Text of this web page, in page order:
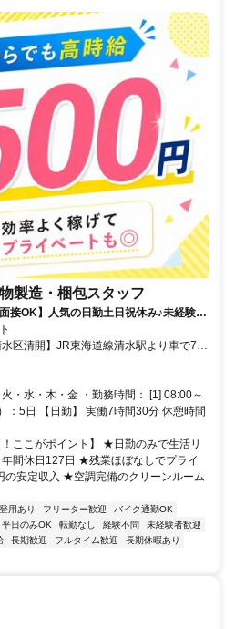
製造・梱包スタッフ
接OK】人気の日勤土日祝休み♪未経験か
ほぼ残業なしでプライベートも大切にで
区清開】JR東海道線清水駅より車で7
約4分
・水・木・金 ・勤務時間： [1] 08:00～
：5日 【日勤】 実働7時間30分 休憩時間
ここがポイント】 ★日勤のみで生活リ
間休日127日 ★残業ほぼなしでプライ
安定収入 ★空調完備のクリーンルーム
用あり フリーター歓迎
バイク通勤OK
平日のみOK 転勤なし 経験不問
未経験者歓迎
長期歓迎 フルタイム歓迎
長期休暇あり